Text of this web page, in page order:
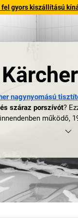
fel gyors kiszállítású
nagynyomású
száraz porszívót?
működő,
és privát
el.
volt, mint
tisztító világhírű és